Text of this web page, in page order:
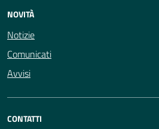
NOVITÀ
Notizie
Comunicati
Avvisi
CONTATTI